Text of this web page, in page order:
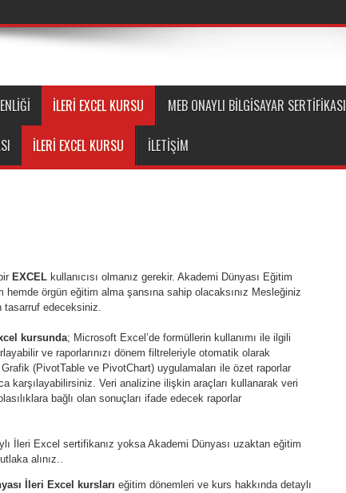
İLERI EXCEL KURSU MEB ONAYLI BILGISAYAR SERTIFIKASI
İLERI EXCEL KURSU İLETIŞIM
EXCEL kullanıcısı olmanız gerekir. Akademi Dünyası Eğitim
örgün eğitim alma şansına sahip olacaksınız Mesleğiniz
tasarruf edeceksiniz.
kursunda; Microsoft Excel’de formüllerin kullanımı ile ilgili
ve raporlarınızı dönem filtreleriyle otomatik olarak
(PivotTable ve PivotChart) uygulamaları ile özet raporlar
karşılayabilirsiniz. Veri analizine ilişkin araçları kullanarak veri
bağlı olan sonuçları ifade edecek raporlar
İleri Excel sertifikanız yoksa Akademi Dünyası uzaktan eğitim
alınız..
İleri Excel kursları eğitim dönemleri ve kurs hakkında detaylı